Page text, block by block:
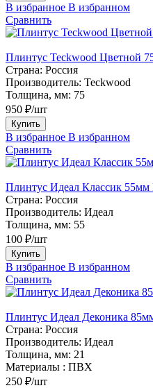
В избранное В избранном
Сравнить
Плинтус Teckwood Цветной
Страна: Россия
Производитель: Teckwood
Толщина, мм: 75
950 ₽/шт
Купить
В избранное В избранном
Сравнить
Плинтус Идеал Классик 55мм
Страна: Россия
Производитель: Идеал
Толщина, мм: 55
100 ₽/шт
Купить
В избранное В избранном
Сравнить
Плинтус Идеал Деконика
Страна: Россия
Производитель: Идеал
Толщина, мм: 21
Материалы : ПВХ
250 ₽/шт